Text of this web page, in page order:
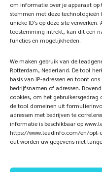
om informatie over je apparaat
stemmen met deze
unieke ID's op deze site
toestemming intrekt, kan dit een
functies en mogelijkheden.
We maken gebruik van de
Rotterdam, Nederland. De tool
basis van IP-adressen en toont
bedrijfsnamen of adressen.
cookies, om het gebruikersgedrag
de tool domeinen uit
adressen met bedrijven te
informatie is beschikbaar op
https://www.leadinfo.com/en/opt-
out worden uw gegevens niet
Products
iQ Atelier
References
Follow Us